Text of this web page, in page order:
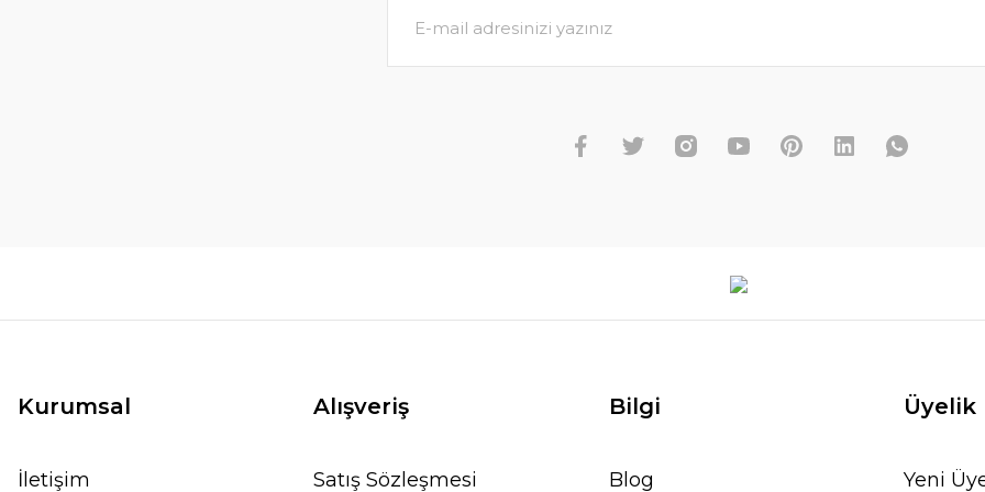
Kurumsal
İletişim
Alışveriş
Satış Sözleşmesi
Bilgi
Blog
Üyelik
Yeni